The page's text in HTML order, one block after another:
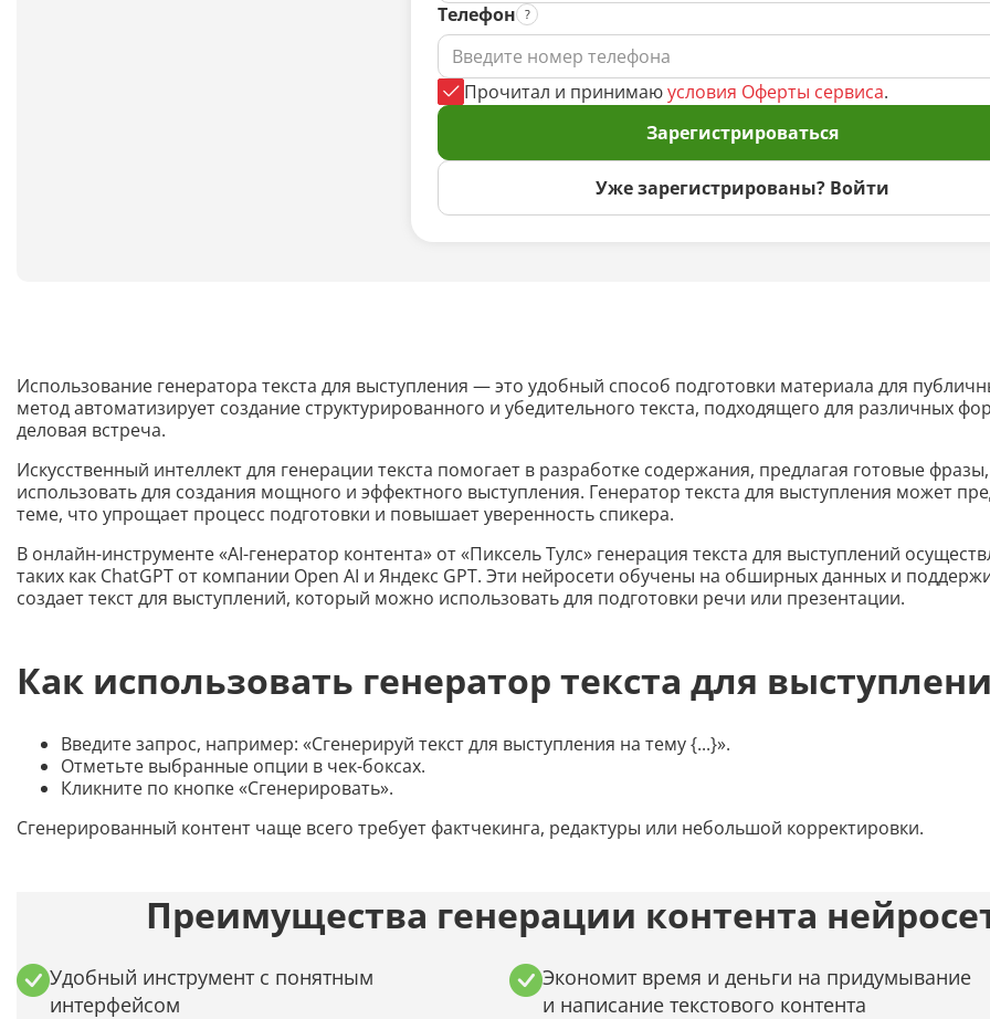
Телефон
Прочитал и принимаюусловия Оферты сервиса.
Зарегистрироваться
Уже зарегистрированы? Войти
Использование генератора текста для выступления — это удобный способ подготовки материала для
метод автоматизирует создание структурированного и убедительного текста, подходящего для различных
деловая встреча.
Искусственный интеллект для генерации текста помогает в разработке содержания, предлагая готовые
использовать для создания мощного и эффектного выступления. Генератор текста для выступления может
теме, что упрощает процесс подготовки и повышает уверенность спикера.
В онлайн-инструменте «AI-генератор контента» от «Пиксель Тулс» генерация текста для выступлений
таких как ChatGPT от компании Open AI и Яндекс GPT. Эти нейросети обучены на обширных данных и
создает текст для выступлений, который можно использовать для подготовки речи или презентации.
Как использовать генератор текста для
Введите запрос, например: «Сгенерируй текст для выступления на тему {...}».
Отметьте выбранные опции в чек-боксах.
Кликните по кнопке «Сгенерировать».
Сгенерированный контент чаще всего требует фактчекинга, редактуры или небольшой корректировки.
Преимущества генерации контента
Удобный инструмент с понятным
интерфейсом
Экономит время и деньги на придумывание
и написание текстового контента